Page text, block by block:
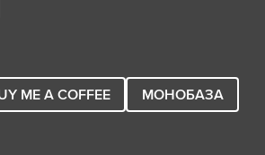
ME A COFFEE
МОНОБАЗА